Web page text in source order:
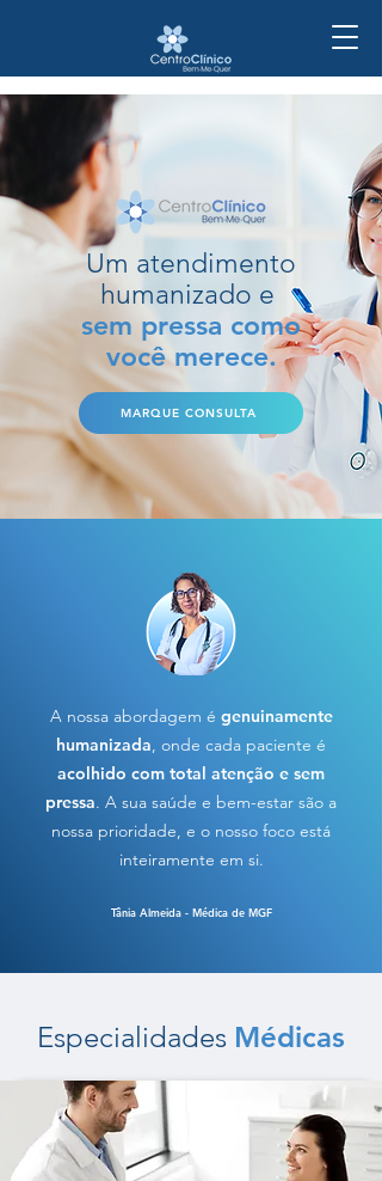
Um atendimento
humanizado e
sem pressa como
você merece.
MARQUE CONSULTA
A nossa abordagem é genuinamente
humanizada, onde cada paciente é
acolhido com total atenção e sem
pressa. A sua saúde e bem-estar são a
nossa prioridade, e o nosso foco está
inteiramente em si.
Tânia Almeida - Médica de MGF
Especialidades Médicas